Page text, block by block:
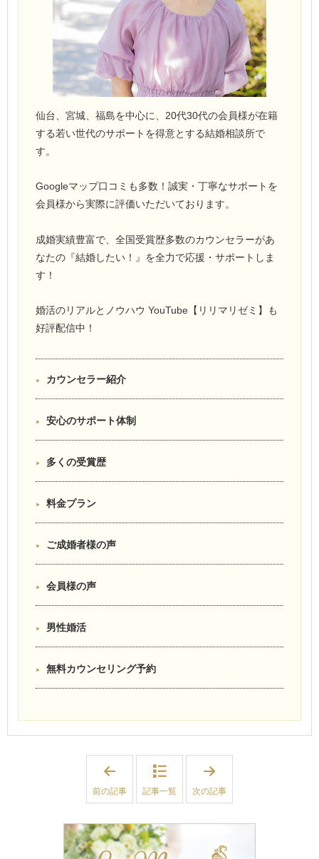
仙台、宮城、福島を中心に、20代30代の会員様が在籍
する若い世代のサポートを得意とする結婚相談所で
す。
Googleマップ口コミも多数！誠実・丁寧なサポートを
会員様から実際に評価いただいております。
成婚実績豊富で、全国受賞歴多数のカウンセラーがあ
なたの『結婚したい！』を全力で応援・サポートしま
す！
婚活のリアルとノウハウ YouTube【リリマリゼミ】も
好評配信中！
カウンセラー紹介
安心のサポート体制
多くの受賞歴
料金プラン
ご成婚者様の声
会員様の声
男性婚活
無料カウンセリング予約
】
0
代
後
半
前の記事 記事一覧
・
島
次の記事